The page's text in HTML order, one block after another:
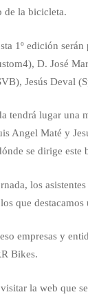
de la bicicleta.
1º edición
D. José
Jesús Deval
tendrá lugar una
Angel Maté y
se dirige este
los
que
empresas y
Bikes.
la web que